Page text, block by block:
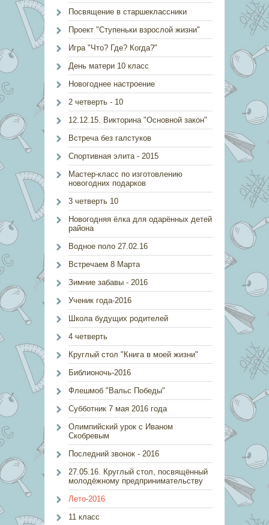
Посвящение в старшеклассники
Проект "Ступеньки взрослой жизни"
Игра "Что? Где? Когда?"
День матери 10 класс
Новогоднее настроение
2 четверть - 10
12.12.15. Викторина "Основной закон"
Встреча без галстуков
Спортивная элита - 2015
Мастер-класс по изготовлению
новогодних подарков
3 четверть 10
Новогодняя ёлка для одарённых детей
района
Водное поло 27.02.16
Встречаем 8 Марта
Зимние забавы - 2016
Ученик года-2016
Школа будущих родителей
4 четверть
Круглый стол "Книга в моей жизни"
Библионочь-2016
Флешмоб "Вальс Победы"
Субботник 7 мая 2016 года
Олимпийский урок с Иваном
Скобревым
Последний звонок - 2016
27.05.16. Круглый стол, посвящённый
молодёжному предпринимательству
Лето-2016
11 класс